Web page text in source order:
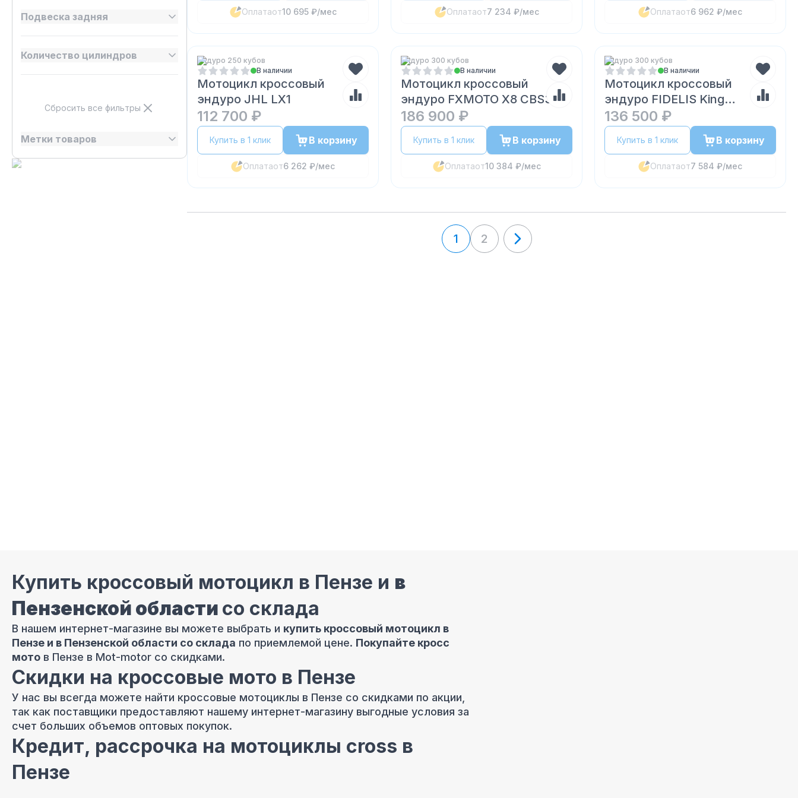
Подвеска задняя
Количество цилиндров
Сбросить все фильтры
Метки товаров
Оплатаот10 695 ₽/мес Оплатаот7 234 ₽/мес Оплатаот6 962 ₽/мес
Эндуро 250 кубов
В наличии
Мотоцикл кроссовый
эндуро JHL LX1
112 700 ₽
Купить в 1 клик В корзину
Оплатаот6 262 ₽/мес
Эндуро 300 кубов
В наличии
Мотоцикл кроссовый
эндуро FXMOTO X8 CBS300
186 900 ₽
Купить в 1 клик В корзину
Оплатаот10 384 ₽/мес
Эндуро 300 кубов
В наличии
Мотоцикл кроссовый
эндуро FIDELIS King
CB300RL (175FMN)
136 500 ₽
Купить в 1 клик В корзину
Оплатаот7 584 ₽/мес
1 2
Купить кроссовый мотоцикл в Пензе и в
Пензенской области со склада
В нашем интернет-магазине вы можете выбрать и купить кроссовый мотоцикл в
Пензе и в Пензенской области со склада по приемлемой цене. Покупайте кросс
мото в Пензе в Mot-motor со скидками.
Скидки на кроссовые мото в Пензе
У нас вы всегда можете найти кроссовые мотоциклы в Пензе со скидками по акции,
так как поставщики предоставляют нашему интернет-магазину выгодные условия за
счет больших объемов оптовых покупок.
Кредит, рассрочка на мотоциклы cross в
Пензе